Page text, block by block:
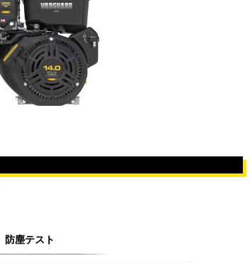
防塵テスト